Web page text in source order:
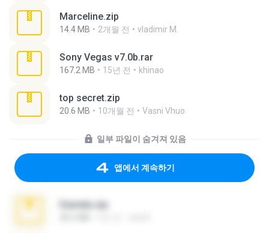
Marceline.zip
14.4 MB 2개월 전 vladimir M.
Sony Vegas v7.0b.rar
167.2 MB 15년 전 khinao
top secret.zip
20.6 MB 10개월 전 Vasni Vhuo
일부 파일이 숨겨져 있음
앱에서 계속하기
Daniela.zip